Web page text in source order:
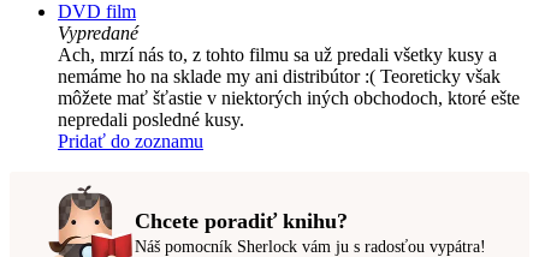
DVD film
Vypredané
Ach, mrzí nás to, z tohto filmu sa už predali všetky kusy a
nemáme ho na sklade my ani distribútor :( Teoreticky však
môžete mať šťastie v niektorých iných obchodoch, ktoré ešte
nepredali posledné kusy.
Pridať do zoznamu
Chcete poradiť knihu?
Náš pomocník Sherlock vám ju s radosťou vypátra!